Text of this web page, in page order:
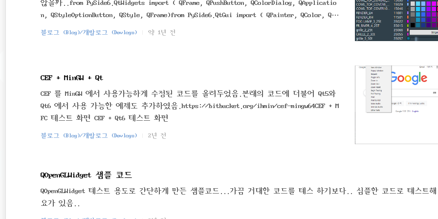
않을까..from PySide6.QtWidgets import ( QFrame, QPushButton, QColorDialog, QApplicatio
n, QStyleOptionButton, QStyle, QFrame)from PySide6.QtGui import ( QPainter, QColor, QPe
블로그 (Blog)/개발로그 (Devlogs) 약 1년 전
CEF + MinGW + Qt
CEF 를 MinGW 에서 사용가능하게 수정된 코드를 올려두었음.본래의 코드에 더불어 Qt5와
Qt6 에서 사용 가능한 예제도 추가하였음.https://bitbucket.org/ihmin/cef-mingw64CEF + M
FC 테스트 화면 CEF + Qt6 테스트 화면
블로그 (Blog)/개발로그 (Devlogs) 2년 전
QOpenGLWidget 샘플 코드
QOpenGLWidget 테스트 용도로 간단하게 만든 샘플코드...가끔 거대한 코드를 테스 하기보다.. 심플한 코드로 테스트
요가 있음..